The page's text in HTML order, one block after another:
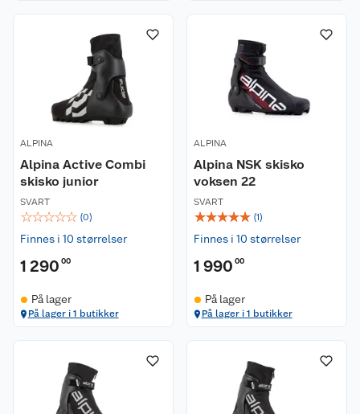
ALPINA
Alpina Active Combi
skisko junior
SVART
☆☆☆☆☆ (0)
Finnes i 10 størrelser
1 290 00
På lager
På lager i 1 butikker
ALPINA
Alpina NSK skisko
voksen 22
SVART
☆☆☆☆☆ (1)
Finnes i 10 størrelser
1 990 00
På lager
På lager i 1 butikker